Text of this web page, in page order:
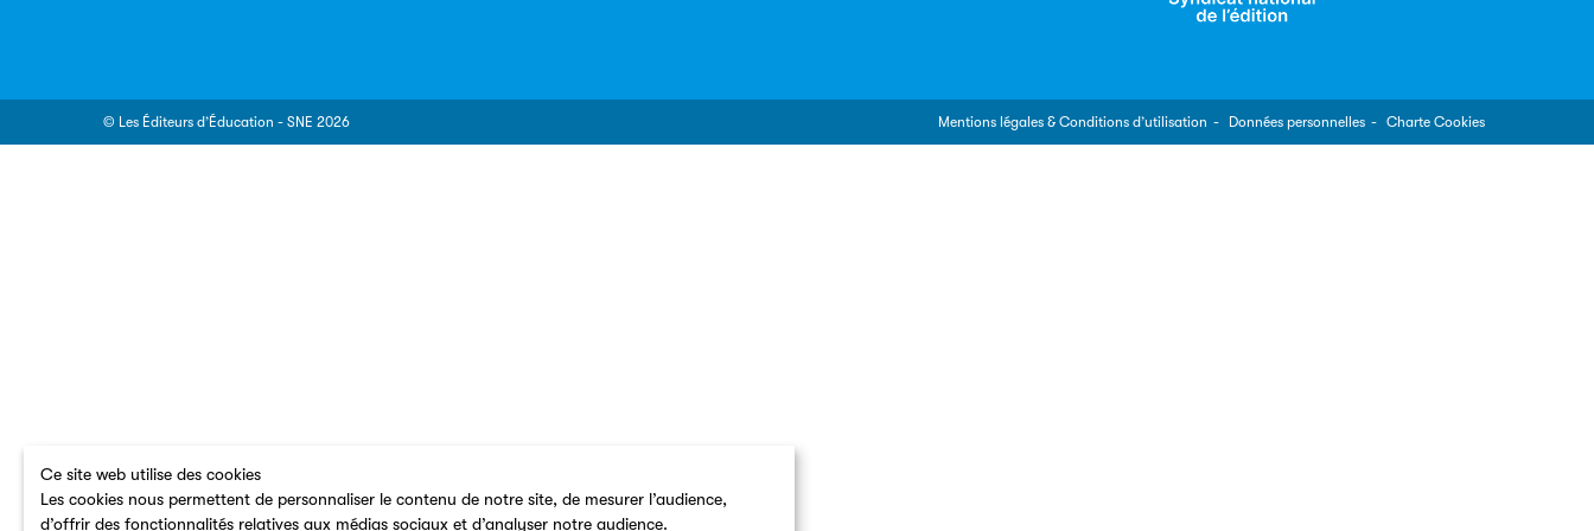
Ce site web utilise des cookies
Les cookies nous permettent de personnaliser le contenu de notre site, de mesurer l’audience,
d’offrir des fonctionnalités relatives aux médias sociaux et d’analyser notre audience.
Mentions légales & Conditions d’utilisation Données personnelles Charte Cookies
© Les Éditeurs d’Éducation - SNE 2026